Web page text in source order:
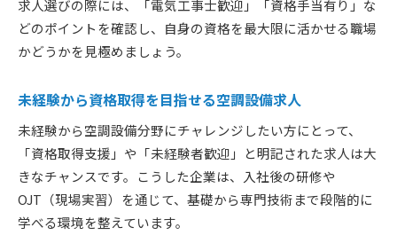
求人選びの際には、「電気工事士歓迎」「資格手当有り」な
どのポイントを確認し、自身の資格を最大限に活かせる職場
かどうかを見極めましょう。
未経験から資格取得を目指せる空調設備求人
未経験から空調設備分野にチャレンジしたい方にとって、
「資格取得支援」や「未経験者歓迎」と明記された求人は大
きなチャンスです。こうした企業は、入社後の研修や
OJT（現場実習）を通じて、基礎から専門技術まで段階的に
学べる環境を整えています。